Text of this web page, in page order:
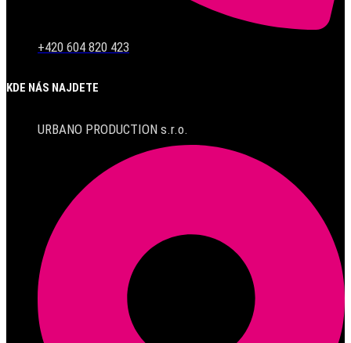
+420 604 820 423
KDE NÁS NAJDETE
URBANO PRODUCTION s.r.o.